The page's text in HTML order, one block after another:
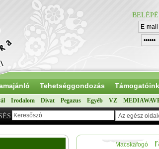
Tehetséggondozás Támogatóink
Irodalom Divat Pegazus Egyéb VZ
Macskafogó